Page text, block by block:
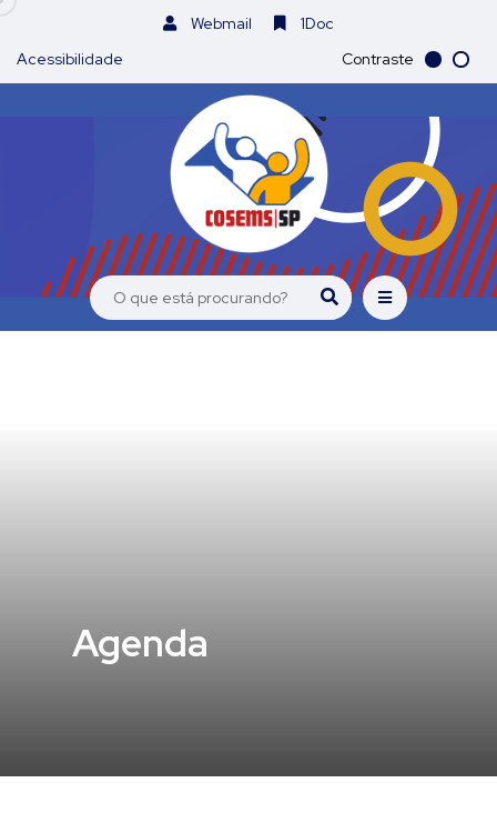
Webmail
1Doc
Acessibilidade
Contraste
Agenda